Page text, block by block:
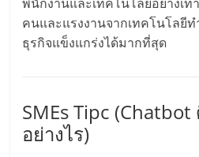
คนและแรงงานจากเทคโนโลยี
ธุรกิจแข็งแกร่งได้มากที่สุด
SMEs Tipc
อย่างไร)